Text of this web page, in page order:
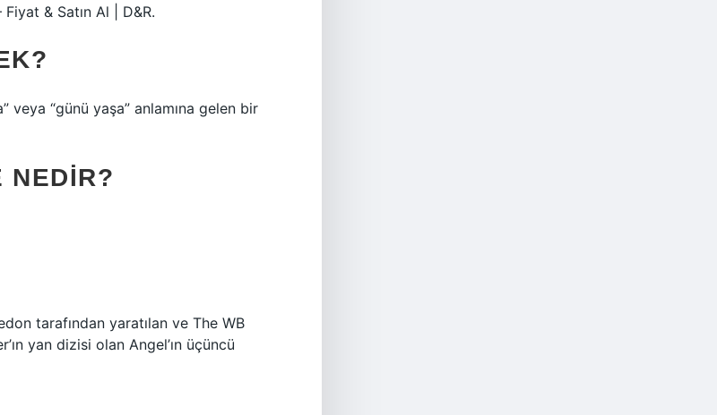
& Satın Al | D&R.
veya “günü yaşa” anlamına gelen bir
NEDIR?
tarafından yaratılan ve The WB
yan dizisi olan Angel’ın üçüncü